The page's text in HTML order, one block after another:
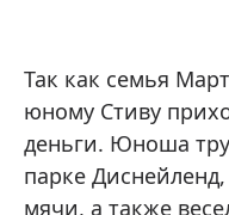
Так как семья
юному Стиву
деньги. Юноша
парке
мячи, а также